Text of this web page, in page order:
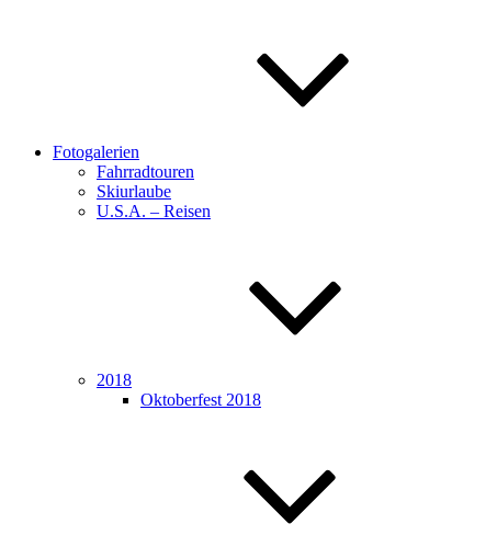
Fotogalerien
Fahrradtouren
Skiurlaube
U.S.A. – Reisen
2018
Oktoberfest 2018